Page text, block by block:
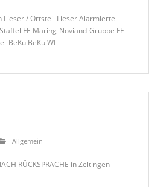
Lieser / Ortsteil Lieser Alarmierte
FF-Maring-Noviand-Gruppe FF-
BeKu BeKu WL
Allgemein
RÜCKSPRACHE in Zeltingen-